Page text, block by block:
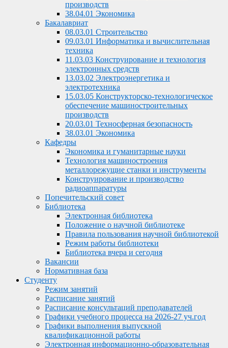
производств
38.04.01 Экономика
Бакалавриат
08.03.01 Строительство
09.03.01 Информатика и вычислительная
техника
11.03.03 Конструирование и технология
электронных средств
13.03.02 Электроэнергетика и
электротехника
15.03.05 Конструкторско-технологическое
обеспечение машиностроительных
производств
20.03.01 Техносферная безопасность
38.03.01 Экономика
Кафедры
Экономика и гуманитарные науки
Технология машиностроения
металлорежущие станки и инструменты
Конструирование и производство
радиоаппаратуры
Попечительский совет
Библиотека
Электронная библиотека
Положение о научной библиотеке
Правила пользования научной библиотекой
Режим работы библиотеки
Библиотека вчера и сегодня
Вакансии
Нормативная база
Студенту
Режим занятий
Расписание занятий
Расписание консультаций преподавателей
Графики учебного процесса на 2026-27 уч.год
Графики выполнения выпускной
квалификационной работы
Электронная информационно-образовательная